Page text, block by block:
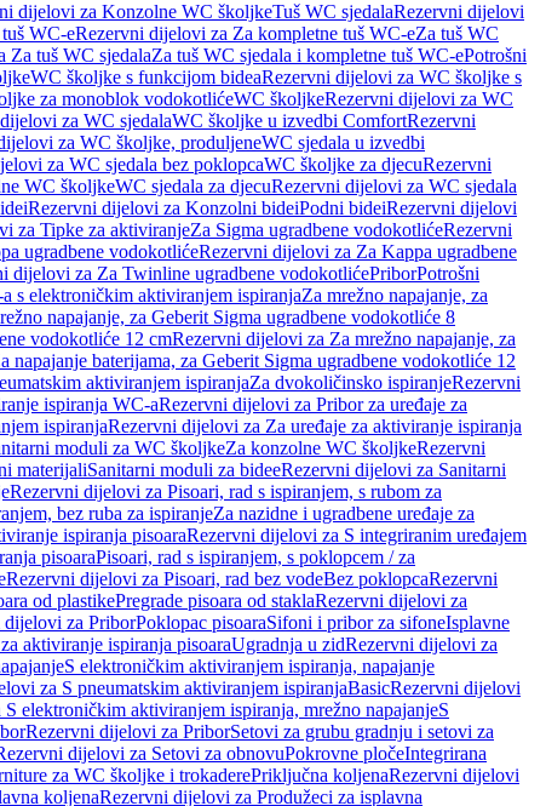
dijelovi za Konzolne WC školjkeTuš WC sjedalaRezervni dijelovi
WC-eRezervni dijelovi za Za kompletne tuš WC-eZa tuš WC
Za tuš WC sjedalaZa tuš WC sjedala i kompletne tuš WC-ePotrošni
WC školjke s funkcijom bideaRezervni dijelovi za WC školjke s
za monoblok vodokotlićeWC školjkeRezervni dijelovi za WC
za WC sjedalaWC školjke u izvedbi ComfortRezervni
za WC školjke, produljeneWC sjedala u izvedbi
za WC sjedala bez poklopcaWC školjke za djecuRezervni
WC školjkeWC sjedala za djecuRezervni dijelovi za WC sjedala
Rezervni dijelovi za Konzolni bideiPodni bideiRezervni dijelovi
za Tipke za aktiviranjeZa Sigma ugradbene vodokotlićeRezervni
ugradbene vodokotlićeRezervni dijelovi za Za Kappa ugradbene
dijelovi za Za Twinline ugradbene vodokotlićePriborPotrošni
s elektroničkim aktiviranjem ispiranjaZa mrežno napajanje, za
napajanje, za Geberit Sigma ugradbene vodokotliće 8
vodokotliće 12 cmRezervni dijelovi za Za mrežno napajanje, za
napajanje baterijama, za Geberit Sigma ugradbene vodokotliće 12
aktiviranjem ispiranjaZa dvokoličinsko ispiranjeRezervni
ispiranja WC-aRezervni dijelovi za Pribor za uređaje za
ispiranjaRezervni dijelovi za Za uređaje za aktiviranje ispiranja
moduli za WC školjkeZa konzolne WC školjkeRezervni
materijaliSanitarni moduli za bideeRezervni dijelovi za Sanitarni
Rezervni dijelovi za Pisoari, rad s ispiranjem, s rubom za
bez ruba za ispiranjeZa nazidne i ugradbene uređaje za
ispiranja pisoaraRezervni dijelovi za S integriranim uređajem
pisoaraPisoari, rad s ispiranjem, s poklopcem / za
Rezervni dijelovi za Pisoari, rad bez vodeBez poklopcaRezervni
od plastikePregrade pisoara od staklaRezervni dijelovi za
dijelovi za PriborPoklopac pisoaraSifoni i pribor za sifoneIsplavne
aktiviranje ispiranja pisoaraUgradnja u zidRezervni dijelovi za
S elektroničkim aktiviranjem ispiranja, napajanje
za S pneumatskim aktiviranjem ispiranjaBasicRezervni dijelovi
elektroničkim aktiviranjem ispiranja, mrežno napajanjeS
Rezervni dijelovi za PriborSetovi za grubu gradnju i setovi za
dijelovi za Setovi za obnovuPokrovne pločeIntegrirana
za WC školjke i trokaderePriključna koljenaRezervni dijelovi
koljenaRezervni dijelovi za Produžeci za isplavna